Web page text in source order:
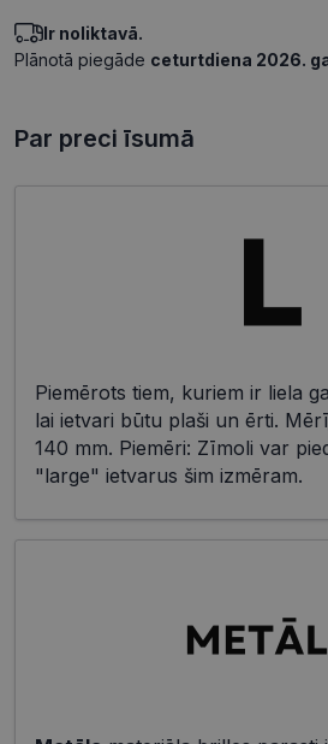
Ir noliktavā.
Plānotā piegāde ceturtdiena 2026.
Par preci īsumā
Piemērots tiem, kuriem ir liela
lai ietvari būtu plaši un ērti.
140 mm. Piemēri: Zīmoli var
"large" ietvarus šim izmēram.